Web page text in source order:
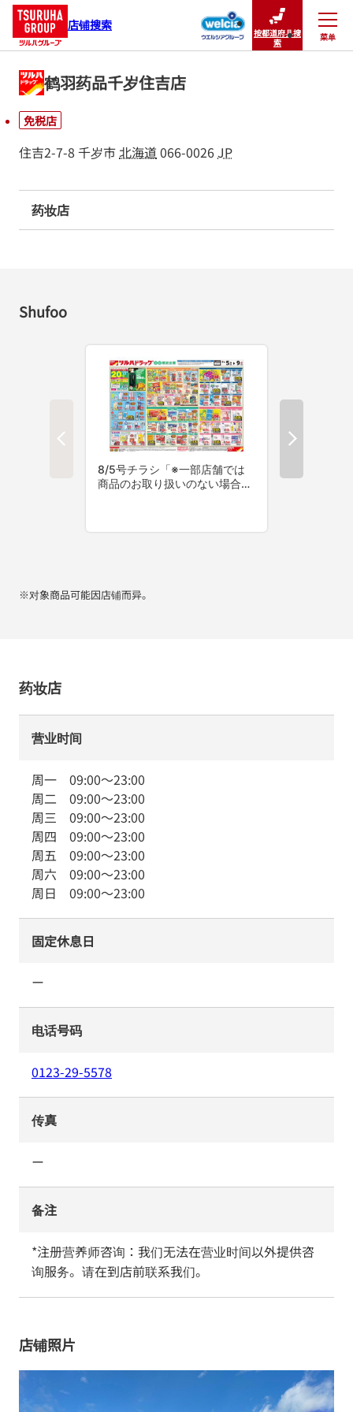
店铺搜索
按都道府县搜
索
菜单
关闭
鹤羽药品千岁住吉店
免税店
住吉2-7-8 千岁市北海道 066-0026JP
药妆店
Shufoo
※对象商品可能因店铺而异。
药妆店
营业时间
周一 09:00～23:00
周二 09:00～23:00
周三 09:00～23:00
周四 09:00～23:00
周五 09:00～23:00
周六 09:00～23:00
周日 09:00～23:00
固定休息日
ー
电话号码
0123-29-5578
传真
ー
备注
*注册营养师咨询：我们无法在营业时间以外提供咨
询服务。请在到店前联系我们。
店铺照片